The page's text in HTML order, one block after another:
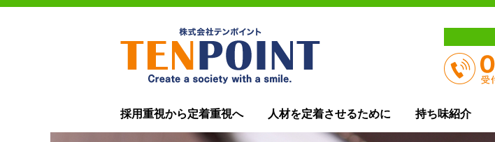
採用重視から定着重視へ 人材を定着させるために 持ち味紹介